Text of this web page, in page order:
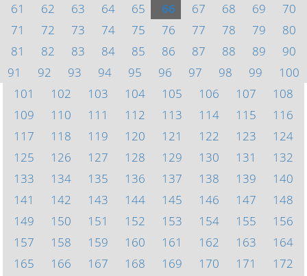
61
62 63 64 65 66 67 68 69
70
71
72 73 74 75 76 77 78 79
80
81
82 83 84 85 86 87 88 89
90
91
92 93 94 95 96 97 98 99
100
101
102 103 104 105 106 107
108
109
110 111 112 113 114 115
116
117
118 119 120 121 122 123
124
125
126 127 128 129 130 131
132
133
134 135 136 137 138 139
140
141
142 143 144 145 146 147
148
149
150 151 152 153 154 155
156
157
158 159 160 161 162 163
164
165
166 167 168 169 170 171
172